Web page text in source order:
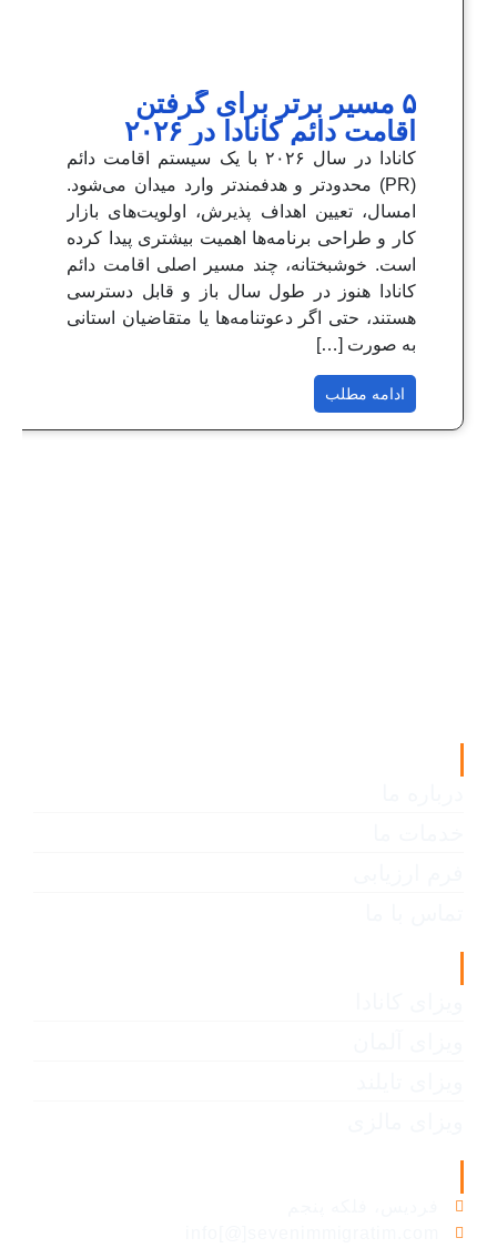
۵ مسیر برتر برای گرفتن
اقامت دائم کانادا در ۲۰۲۶
کانادا در سال ۲۰۲۶ با یک سیستم اقامت دائم
(PR) محدودتر و هدفمندتر وارد میدان می‌شود.
امسال، تعیین اهداف پذیرش، اولویت‌های بازار
کار و طراحی برنامه‌ها اهمیت بیشتری پیدا کرده
است. خوشبختانه، چند مسیر اصلی اقامت دائم
کانادا هنوز در طول سال باز و قابل دسترسی
هستند، حتی اگر دعوتنامه‌ها یا متقاضیان استانی
به صورت […]
ادامه مطلب